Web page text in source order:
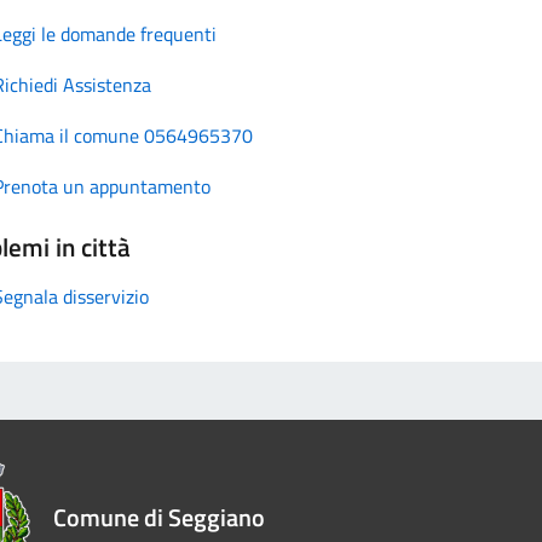
le domande frequenti
Assistenza
il comune 0564965370
un appuntamento
in città
disservizio
Comune di Seggiano